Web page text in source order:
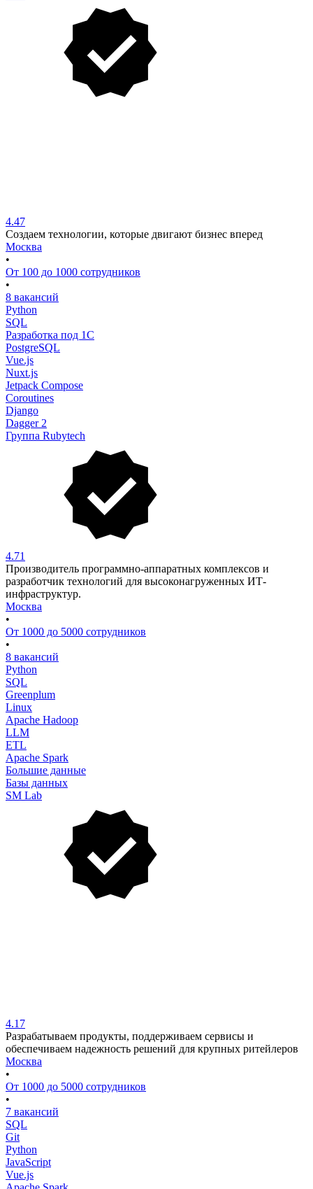
4.47
Создаем технологии, которые двигают бизнес вперед
Москва
•
От 100 до 1000 сотрудников
•
8 вакансий
Python
SQL
Разработка под 1С
PostgreSQL
Vue.js
Nuxt.js
Jetpack Compose
Coroutines
Django
Dagger 2
Группа Rubytech
4.71
Производитель программно-аппаратных комплексов и
разработчик технологий для высоконагруженных ИТ-
инфраструктур.
Москва
•
От 1000 до 5000 сотрудников
•
8 вакансий
Python
SQL
Greenplum
Linux
Apache Hadoop
LLM
ETL
Apache Spark
Большие данные
Базы данных
SM Lab
4.17
Разрабатываем продукты, поддерживаем сервисы и
обеспечиваем надежность решений для крупных ритейлеров
Москва
•
От 1000 до 5000 сотрудников
•
7 вакансий
SQL
Git
Python
JavaScript
Vue.js